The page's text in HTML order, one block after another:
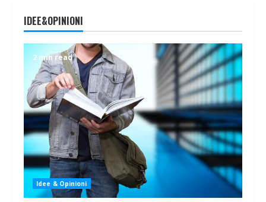
IDEE&OPINIONI
2 min read
Idee & Opinioni